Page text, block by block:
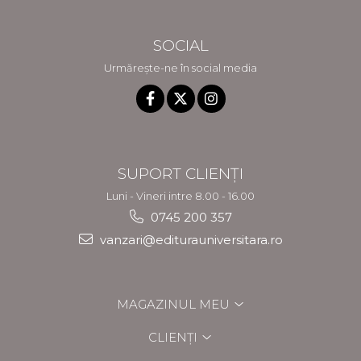
SOCIAL
Urmărește-ne în social media
SUPORT CLIENȚI
Luni - Vineri intre 8.00 - 16.00
0745 200 357
vanzari@editurauniversitara.ro
MAGAZINUL MEU
CLIENȚI